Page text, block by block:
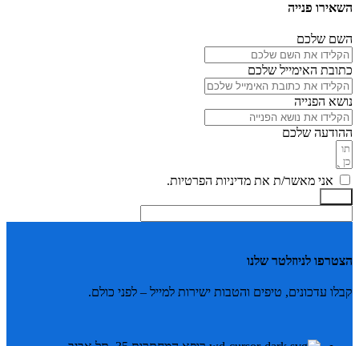
השאירו פנייה
השם שלכם
כתובת האימייל שלכם
נושא הפנייה
ההודעה שלכם
אני מאשר/ת את מדיניות הפרטיות.
הצטרפו לניוזלטר שלנו
קבלו עדכונים, טיפים והטבות ישירות למייל – לפני כולם.